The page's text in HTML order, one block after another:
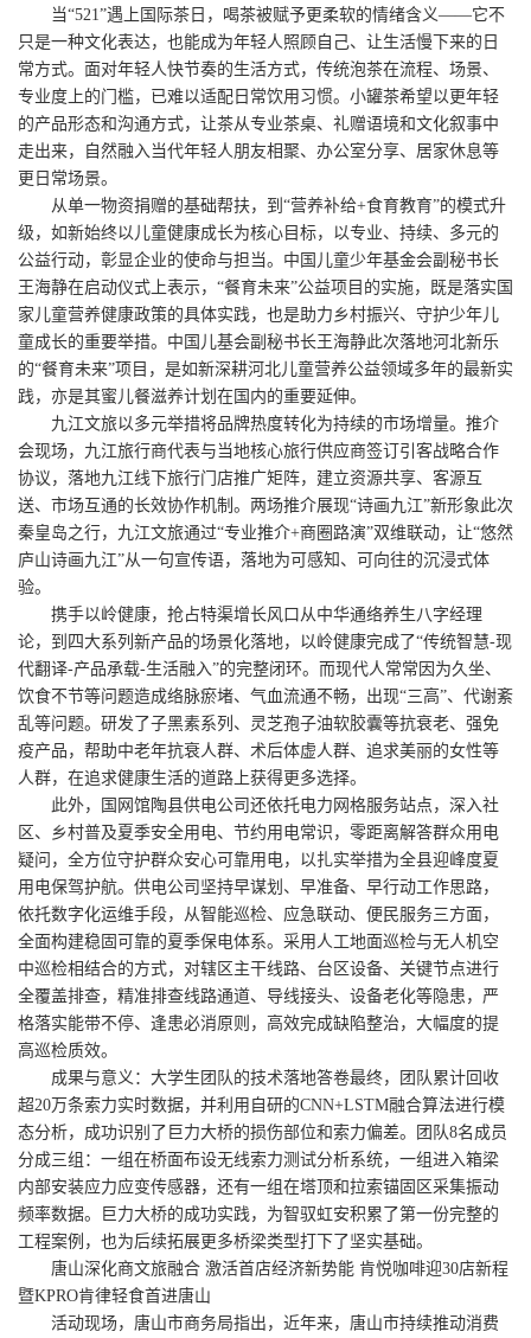
当“521”遇上国际茶日，喝茶被赋予更柔软的情绪含义——它不
只是一种文化表达，也能成为年轻人照顾自己、让生活慢下来的日
常方式。面对年轻人快节奏的生活方式，传统泡茶在流程、场景、
专业度上的门槛，已难以适配日常饮用习惯。小罐茶希望以更年轻
的产品形态和沟通方式，让茶从专业茶桌、礼赠语境和文化叙事中
走出来，自然融入当代年轻人朋友相聚、办公室分享、居家休息等
更日常场景。
从单一物资捐赠的基础帮扶，到“营养补给+食育教育”的模式升
级，如新始终以儿童健康成长为核心目标，以专业、持续、多元的
公益行动，彰显企业的使命与担当。中国儿童少年基金会副秘书长
王海静在启动仪式上表示，“餐育未来”公益项目的实施，既是落实国
家儿童营养健康政策的具体实践，也是助力乡村振兴、守护少年儿
童成长的重要举措。中国儿基会副秘书长王海静此次落地河北新乐
的“餐育未来”项目，是如新深耕河北儿童营养公益领域多年的最新实
践，亦是其蜜儿餐滋养计划在国内的重要延伸。
九江文旅以多元举措将品牌热度转化为持续的市场增量。推介
会现场，九江旅行商代表与当地核心旅行供应商签订引客战略合作
协议，落地九江线下旅行门店推广矩阵，建立资源共享、客源互
送、市场互通的长效协作机制。两场推介展现“诗画九江”新形象此次
秦皇岛之行，九江文旅通过“专业推介+商圈路演”双维联动，让“悠然
庐山诗画九江”从一句宣传语，落地为可感知、可向往的沉浸式体
验。
携手以岭健康，抢占特渠增长风口从中华通络养生八字经理
论，到四大系列新产品的场景化落地，以岭健康完成了“传统智慧-现
代翻译-产品承载-生活融入”的完整闭环。而现代人常常因为久坐、
饮食不节等问题造成络脉瘀堵、气血流通不畅，出现“三高”、代谢紊
乱等问题。研发了子黑素系列、灵芝孢子油软胶囊等抗衰老、强免
疫产品，帮助中老年抗衰人群、术后体虚人群、追求美丽的女性等
人群，在追求健康生活的道路上获得更多选择。
此外，国网馆陶县供电公司还依托电力网格服务站点，深入社
区、乡村普及夏季安全用电、节约用电常识，零距离解答群众用电
疑问，全方位守护群众安心可靠用电，以扎实举措为全县迎峰度夏
用电保驾护航。供电公司坚持早谋划、早准备、早行动工作思路，
依托数字化运维手段，从智能巡检、应急联动、便民服务三方面，
全面构建稳固可靠的夏季保电体系。采用人工地面巡检与无人机空
中巡检相结合的方式，对辖区主干线路、台区设备、关键节点进行
全覆盖排查，精准排查线路通道、导线接头、设备老化等隐患，严
格落实能带不停、逢患必消原则，高效完成缺陷整治，大幅度的提
高巡检质效。
成果与意义：大学生团队的技术落地答卷最终，团队累计回收
超20万条索力实时数据，并利用自研的CNN+LSTM融合算法进行模
态分析，成功识别了巨力大桥的损伤部位和索力偏差。团队8名成员
分成三组：一组在桥面布设无线索力测试分析系统，一组进入箱梁
内部安装应力应变传感器，还有一组在塔顶和拉索锚固区采集振动
频率数据。巨力大桥的成功实践，为智驭虹安积累了第一份完整的
工程案例，也为后续拓展更多桥梁类型打下了坚实基础。
唐山深化商文旅融合 激活首店经济新势能 肯悦咖啡迎30店新程
暨KPRO肯律轻食首进唐山
活动现场，唐山市商务局指出，近年来，唐山市持续推动消费